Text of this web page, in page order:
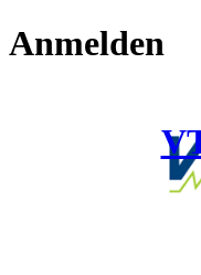
Anmelden